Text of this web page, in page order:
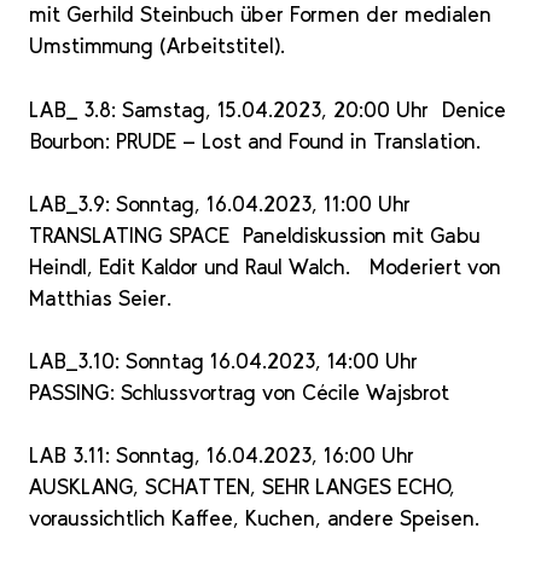
mit Gerhild Steinbuch über Formen der medialen
Umstimmung (Arbeitstitel).
LAB_ 3.8: Samstag, 15.04.2023, 20:00 Uhr Denice
Bourbon: PRUDE - Lost and Found in Translation.
LAB_3.9: Sonntag, 16.04.2023, 11:00 Uhr
TRANSLATING SPACE Paneldiskussion mit Gabu
Heindl, Edit Kaldor und Raul Walch. Moderiert von
Matthias Seier.
LAB_3.10: Sonntag 16.04.2023, 14:00 Uhr
PASSING: Schlussvortrag von Cécile Wajsbrot
LAB 3.11: Sonntag, 16.04.2023, 16:00 Uhr
AUSKLANG, SCHATTEN, SEHR LANGES ECHO,
voraussichtlich Kaffee, Kuchen, andere Speisen.